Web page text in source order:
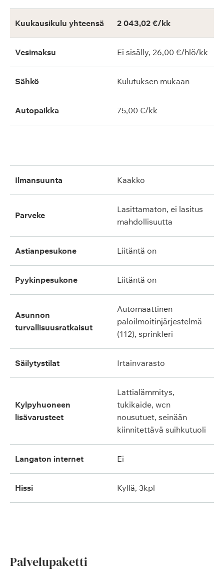
Kuukausikulu yhteensä 2 043,02 €/kk
Vesimaksu Ei sisälly, 26,00 €/hlö/kk
Sähkö Kulutuksen mukaan
Autopaikka 75,00 €/kk
ilmansuunta kaakko
parveke
lasittamaton, ei lasitus
mahdollisuutta
astianpesukone liitäntä on
pyykinpesukone liitäntä on
asunnon
turvallisuusratkaisut
automaattinen
paloilmoitinjärjestelmä
(112), sprinkleri
säilytystilat irtainvarasto
kylpyhuoneen
lisävarusteet
lattialämmitys,
tukikaide, wcn
nousutuet, seinään
kiinnitettävä suihkutuoli
langaton internet ei
hissi kyllä, 3kpl
Palvelupaketti